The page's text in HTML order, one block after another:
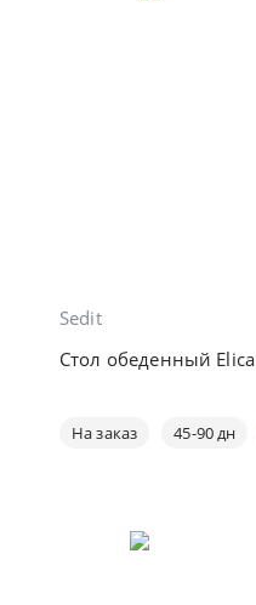
Sedit
Стол обеденный Elica
На заказ 45-90 дн